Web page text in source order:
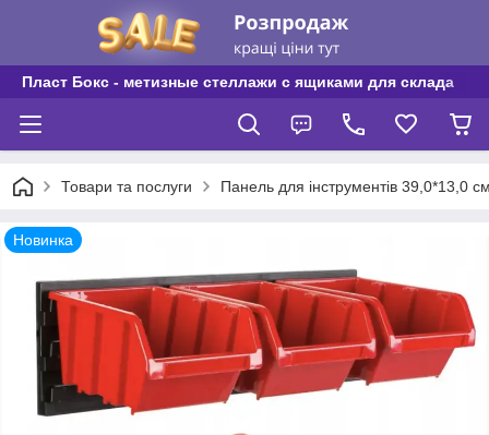
Пласт Бокс - метизные стеллажи с ящиками для склада
Товари та послуги Панель для інструментів 39,0*13,0
Новинка